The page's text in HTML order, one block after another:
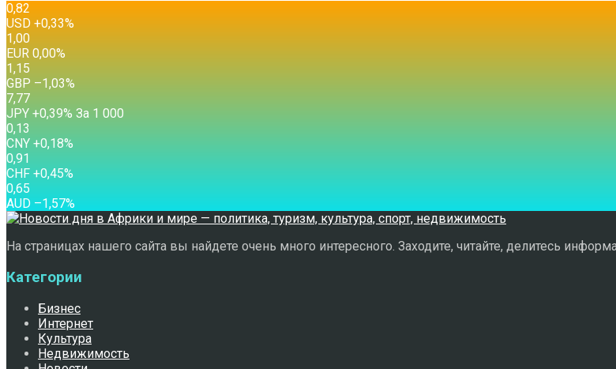
0,82
USD +0,33%
1,00
EUR 0,00%
1,15
GBP –1,03%
7,77
JPY +0,39% За 1 000
0,13
CNY +0,18%
0,91
CHF +0,45%
0,65
AUD –1,57%
На страницах нашего сайта вы найдете очень много интересного. Заходите, читайте, делитесь
Категории
Бизнес
Интернет
Культура
Недвижимость